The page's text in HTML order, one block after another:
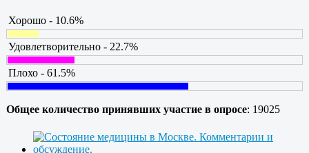
Хорошо - 10.6%
Удовлетворительно - 22.7%
Плохо - 61.5%
Общее количество принявших участие в опросе: 19025